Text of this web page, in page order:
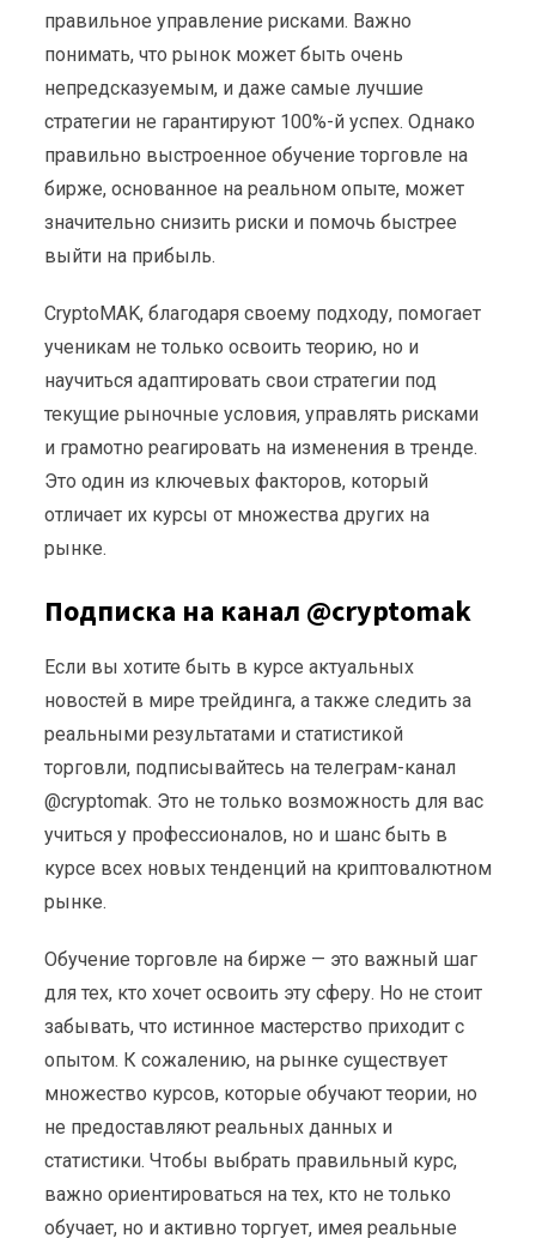
правильное управление рисками. Важно
понимать, что рынок может быть очень
непредсказуемым, и даже самые лучшие
стратегии не гарантируют 100%-й успех. Однако
правильно выстроенное обучение торговле на
бирже, основанное на реальном опыте, может
значительно снизить риски и помочь быстрее
выйти на прибыль.
CryptoMAK, благодаря своему подходу, помогает
ученикам не только освоить теорию, но и
научиться адаптировать свои стратегии под
текущие рыночные условия, управлять рисками
и грамотно реагировать на изменения в тренде.
Это один из ключевых факторов, который
отличает их курсы от множества других на
рынке.
Подписка на канал @cryptomak
Если вы хотите быть в курсе актуальных
новостей в мире трейдинга, а также следить за
реальными результатами и статистикой
торговли, подписывайтесь на телеграм-канал
@cryptomak. Это не только возможность для вас
учиться у профессионалов, но и шанс быть в
курсе всех новых тенденций на криптовалютном
рынке.
Обучение торговле на бирже — это важный шаг
для тех, кто хочет освоить эту сферу. Но не стоит
забывать, что истинное мастерство приходит с
опытом. К сожалению, на рынке существует
множество курсов, которые обучают теории, но
не предоставляют реальных данных и
статистики. Чтобы выбрать правильный курс,
важно ориентироваться на тех, кто не только
обучает, но и активно торгует, имея реальные